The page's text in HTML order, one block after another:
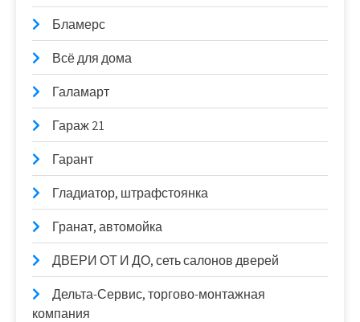
Бламерс
Всё для дома
Галамарт
Гараж 21
Гарант
Гладиатор, штрафстоянка
Гранат, автомойка
ДВЕРИ ОТ И ДО, сеть салонов дверей
Дельта-Сервис, торгово-монтажная
компания